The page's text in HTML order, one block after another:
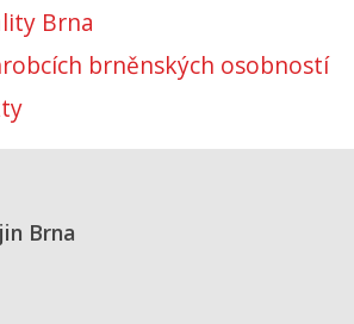
Brna
brněnských osobností
Brna